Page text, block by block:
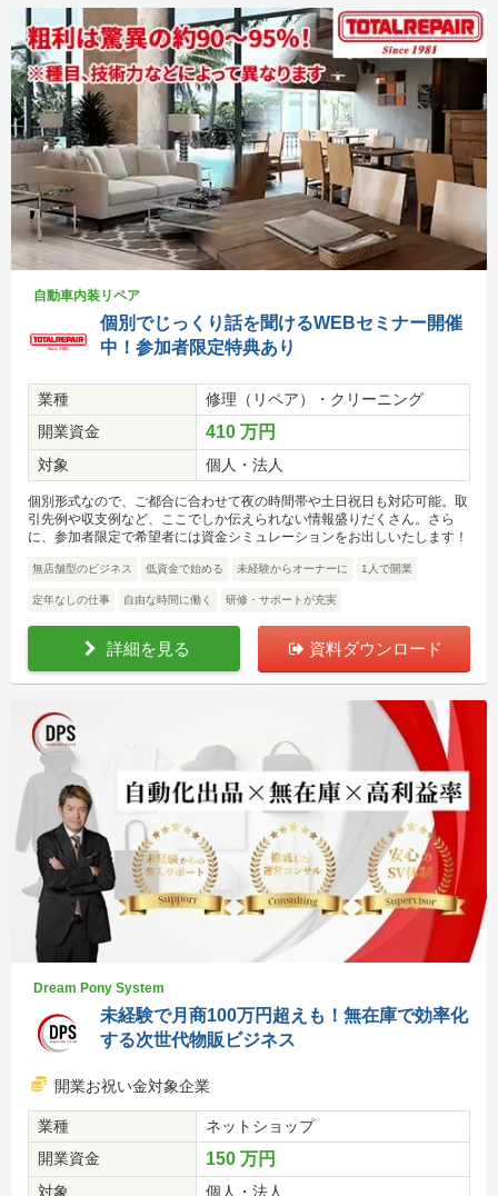
自動車内装リペア
個別でじっくり話を聞けるWEBセミナー開催
中！参加者限定特典あり
業種
修理（リペア）・クリーニング
開業資金
410 万円
対象 個人・法人
個別形式なので、ご都合に合わせて夜の時間帯や土日祝日も対応可能。取
引先例や収支例など、ここでしか伝えられない情報盛りだくさん。さら
に、参加者限定で希望者には資金シミュレーションをお出しいたします！
無店舗型のビジネス 低資金で始める 未経験からオーナーに 1人で開業
定年なしの仕事 自由な時間に働く 研修・サポートが充実
詳細を見る 資料ダウンロード
Dream Pony System
未経験で月商100万円超えも！無在庫で効率化
する次世代物販ビジネス
開業お祝い金対象企業
業種
ネットショップ
開業資金
150 万円
対象 個人・法人